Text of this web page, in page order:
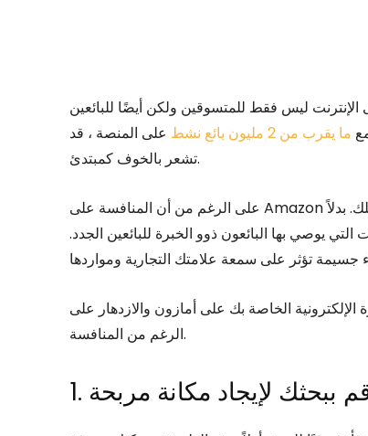
ليس فقط للمتسوقين ولكن أيضًا للبائعين
ما يقرب من 2 مليون بائع نشط
على المنصة ، قد
تشعر بالخوف كمبتدئ.
على الرغم من أن المنافسة على Amazon تبدو ساحقة ، إلا أن هذا لا ينبغي أن يمنعك من تحقيق أهدافك وبدء عملك. بدلاً
يوصي بها البائعون ذوو الخبرة للبائعين الجدد.
الخاصة بك على أمازون والازدهار على
الرغم من المنافسة.
قم ببحثك لإيجاد مكانة مربحة